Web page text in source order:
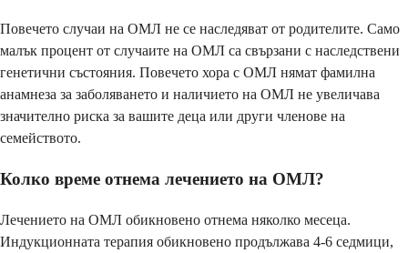
Повечето случаи на ОМЛ не се наследяват от родителите. Само
малък процент от случаите на ОМЛ са свързани с наследствени
генетични състояния. Повечето хора с ОМЛ нямат фамилна
анамнеза за заболяването и наличието на ОМЛ не увеличава
значително риска за вашите деца или други членове на
семейството.
Колко време отнема лечението на ОМЛ?
Лечението на ОМЛ обикновено отнема няколко месеца.
Индукционната терапия обикновено продължава 4-6 седмици,